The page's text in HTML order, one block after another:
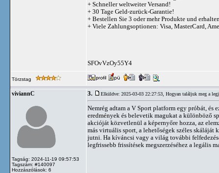
+ Schneller weltweiter Versand!
+ 30 Tage Geld-zurück-Garantie!
+ Bestellen Sie 3 oder mehr Produkte und
+ Viele Zahlungsoptionen: Visa, MasterCard,
SFOvVzOy55Y4
Törzstag
viviannC
Tagság: 2024-11-19 09:57:53
Tagszám: #140097
Hozzászólások: 6
3. Elküldve: 2025-03-03 22:27:53, Hogyan találjuk meg a
Nemrég adtam a V Sport platform egy próbát, és
eredmények és belevetik magukat a különböző
akcióját közvetlenül a képernyőre hozza, az
más virtuális sport, a lehetőségek széles
jutni. Ha kíváncsi vagy a világ további
legfrissebb frissítések megszerzéséhez a legális